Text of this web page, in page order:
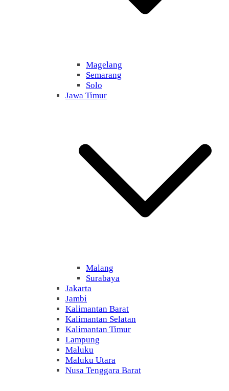
Magelang
Semarang
Solo
Jawa Timur
Malang
Surabaya
Jakarta
Jambi
Kalimantan Barat
Kalimantan Selatan
Kalimantan Timur
Lampung
Maluku
Maluku Utara
Nusa Tenggara Barat